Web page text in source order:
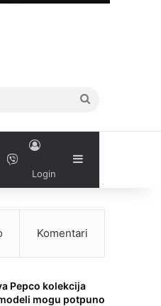
Login
Sidebar
Komentari
Pepco kolekcija
mogu potpuno